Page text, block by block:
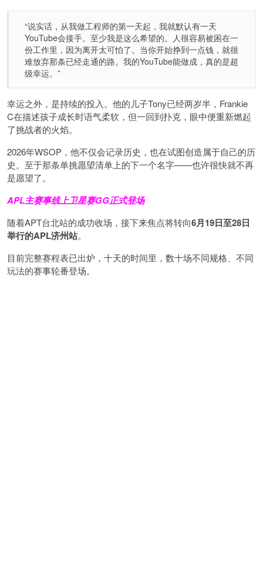
“说实话，从我做工程师的第一天起，我就默认有一天
YouTube会接手。至少我是这么希望的。人很容易被困在一
份工作里，因为离开太可怕了。当你开始挣到一点钱，就很
难放弃那条已经走通的路。我的YouTube能做成，真的是超
级幸运。”
幸运之外，是持续的投入。他的儿子Tony已经两岁半，Frankie
C在描述孩子成长时语气柔软，但一回到扑克，眼中便重新燃起
了挑战者的火焰。
2026年WSOP，他不仅会记录历史，也在试图创造属于自己的历
史。至于那条单挑愿望清单上的下一个名字——也许很快就不再
是愿望了。
APL主赛事线上卫星赛GG正式登场
随着APT台北站的成功收场，接下来焦点将转向6月19日至28日
举行的APL济州站。
目前完整赛程表已出炉，十天的时间里，数十场不同规格、不同
玩法的赛事轮番登场。